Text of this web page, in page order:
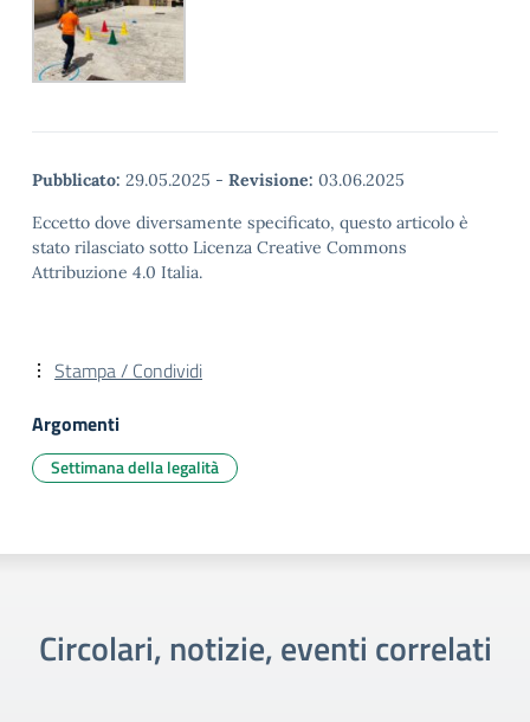
Pubblicato: 29.05.2025 - Revisione: 03.06.2025
Eccetto dove diversamente specificato, questo articolo è
stato rilasciato sotto Licenza Creative Commons
Attribuzione 4.0 Italia.
Stampa / Condividi
Argomenti
Settimana della legalità
Circolari, notizie, eventi correlati